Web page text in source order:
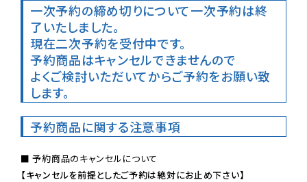
一次予約の締め切りについて一次予約は終
了いたしました。
現在二次予約を受付中です。
予約商品はキャンセルできませんので
よくご検討いただいてからご予約をお願い致
します。
予約商品に関する注意事項
【キャンセルを前提としたご予約は絶対にお止め下さい】